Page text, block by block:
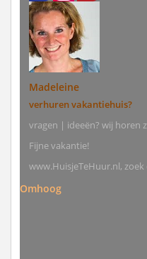
Madeleine
verhuren vakantiehuis?
vragen | ideeën? wij horen
Fijne vakantie!
www.HuisjeTeHuur.nl,
Omhoog